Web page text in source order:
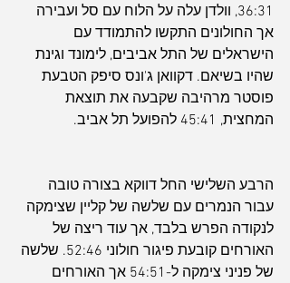
36:31, וולדן עלה על הלוח עם סל ועבירה
אך החולונים התקשו להתמודד עם
הישראלים של התל אביבים, לימונד וגינת
שהיו בשיאם. דקוואן ג'ונס סיפק הטבעת
פוסטר מרהיבה שקבעה את תוצאת
המחצית, 45:41 להפועל תל אביב.
הרבע השלישי החל דווקא בצורה טובה
עבור הנמרים עם שלשה של קליין שצימקה
לנקודה הפרש בלבד, אך עוד ריצה של
האורחים קובעת פיגור חולוני 52:46. שלשה
של פניני צימקה ל-54:51 אך האורחים